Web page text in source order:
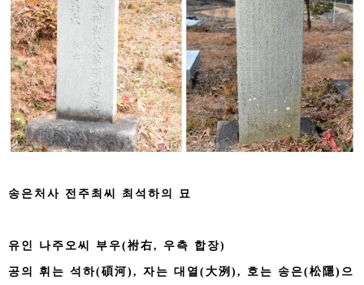
송은처사 전주최씨 최석하의 묘
유인 나주오씨 부우(祔右, 우측 합장)
공의 휘는 석하(碩河), 자는 대열(大洌), 호는 송은(松隱)으